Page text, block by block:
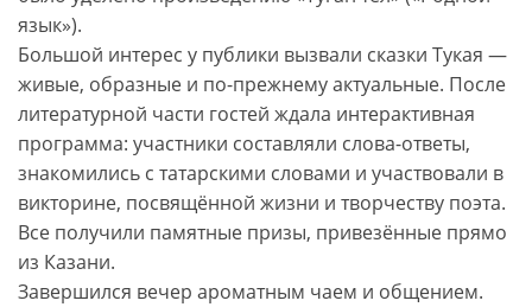
язык»).
Большой интерес у публики вызвали сказки Тукая —
живые, образные и по-прежнему актуальные. После
литературной части гостей ждала интерактивная
программа: участники составляли слова-ответы,
знакомились с татарскими словами и участвовали в
викторине, посвящённой жизни и творчеству поэта.
Все получили памятные призы, привезённые прямо
из Казани.
Завершился вечер ароматным чаем и общением.